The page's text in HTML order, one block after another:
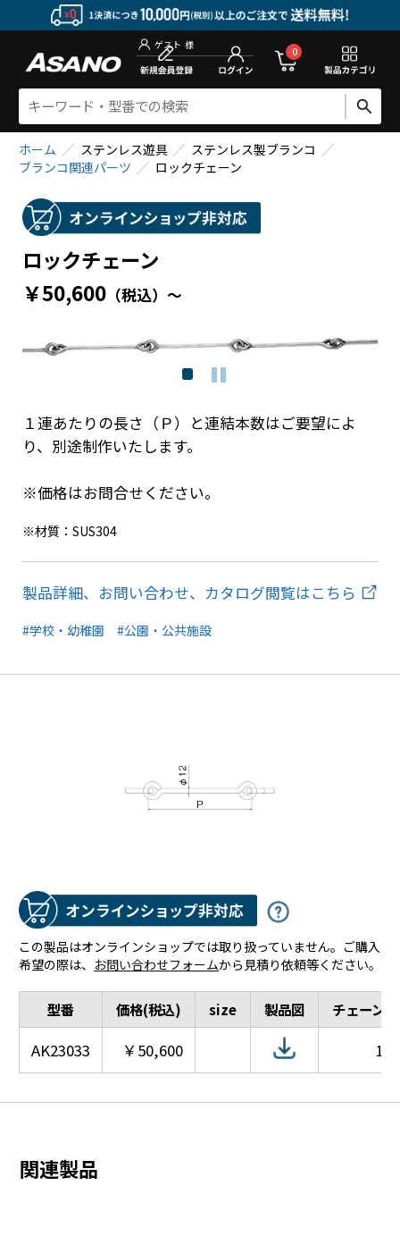
ゲスト 新規会員登録
0
ホーム ステンレス遊具
ステンレス製ブランコ
ブランコ関連パーツ
ロックチェーン
ロックチェーン
￥50,600 （税込） ～
１連あたりの長さ（Ｐ）と連結本数はご要望によ
り、別途制作いたします。
※価格はお問合せください。
※材質：SUS304
製品詳細、お問い合わせ、カタログ閲覧はこちら
#学校・幼稚園 #公園・公共施設
この製品はオンラインショップでは取り扱っていません。ご購入
希望の際は、 お問い合わせフォームから見積り依頼等ください。
型番
AK23033
価格(税込) size 製品図 チェーン
￥50,600 12
関連製品